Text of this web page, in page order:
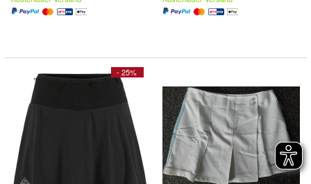
- 25%